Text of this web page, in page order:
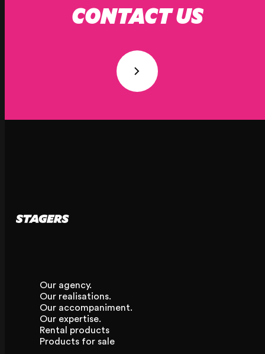
CONTACT US
Our agency.
Our realisations.
Our accompaniment.
Our expertise.
Rental products
Products for sale